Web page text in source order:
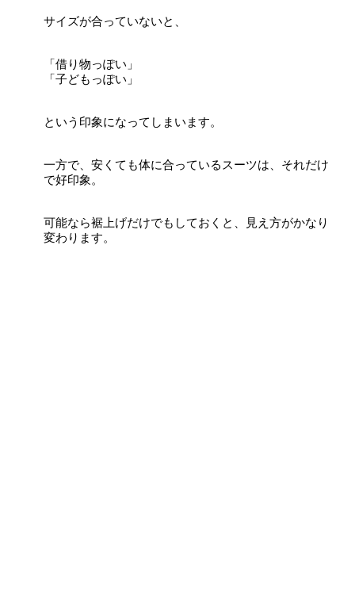
サイズが合っていないと、
「借り物っぽい」
「子どもっぽい」
という印象になってしまいます。
一方で、安くても体に合っているスーツは、それだけ
で好印象。
可能なら裾上げだけでもしておくと、見え方がかなり
変わります。